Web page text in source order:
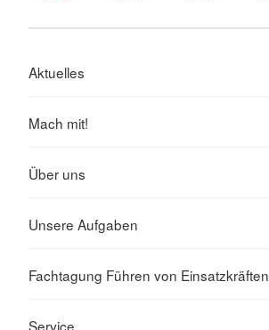
Aktuelles
Mach mit!
Über uns
Unsere Aufgaben
Fachtagung Führen von Einsatzkräften
Service